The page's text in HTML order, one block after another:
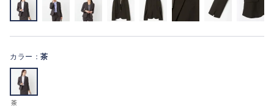
カラー： 茶
茶